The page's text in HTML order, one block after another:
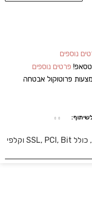
נוספים
פרטים נוספים
פרוטוקול אבטחה